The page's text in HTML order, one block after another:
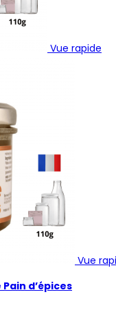
Vue rapide
Vue
d’épices